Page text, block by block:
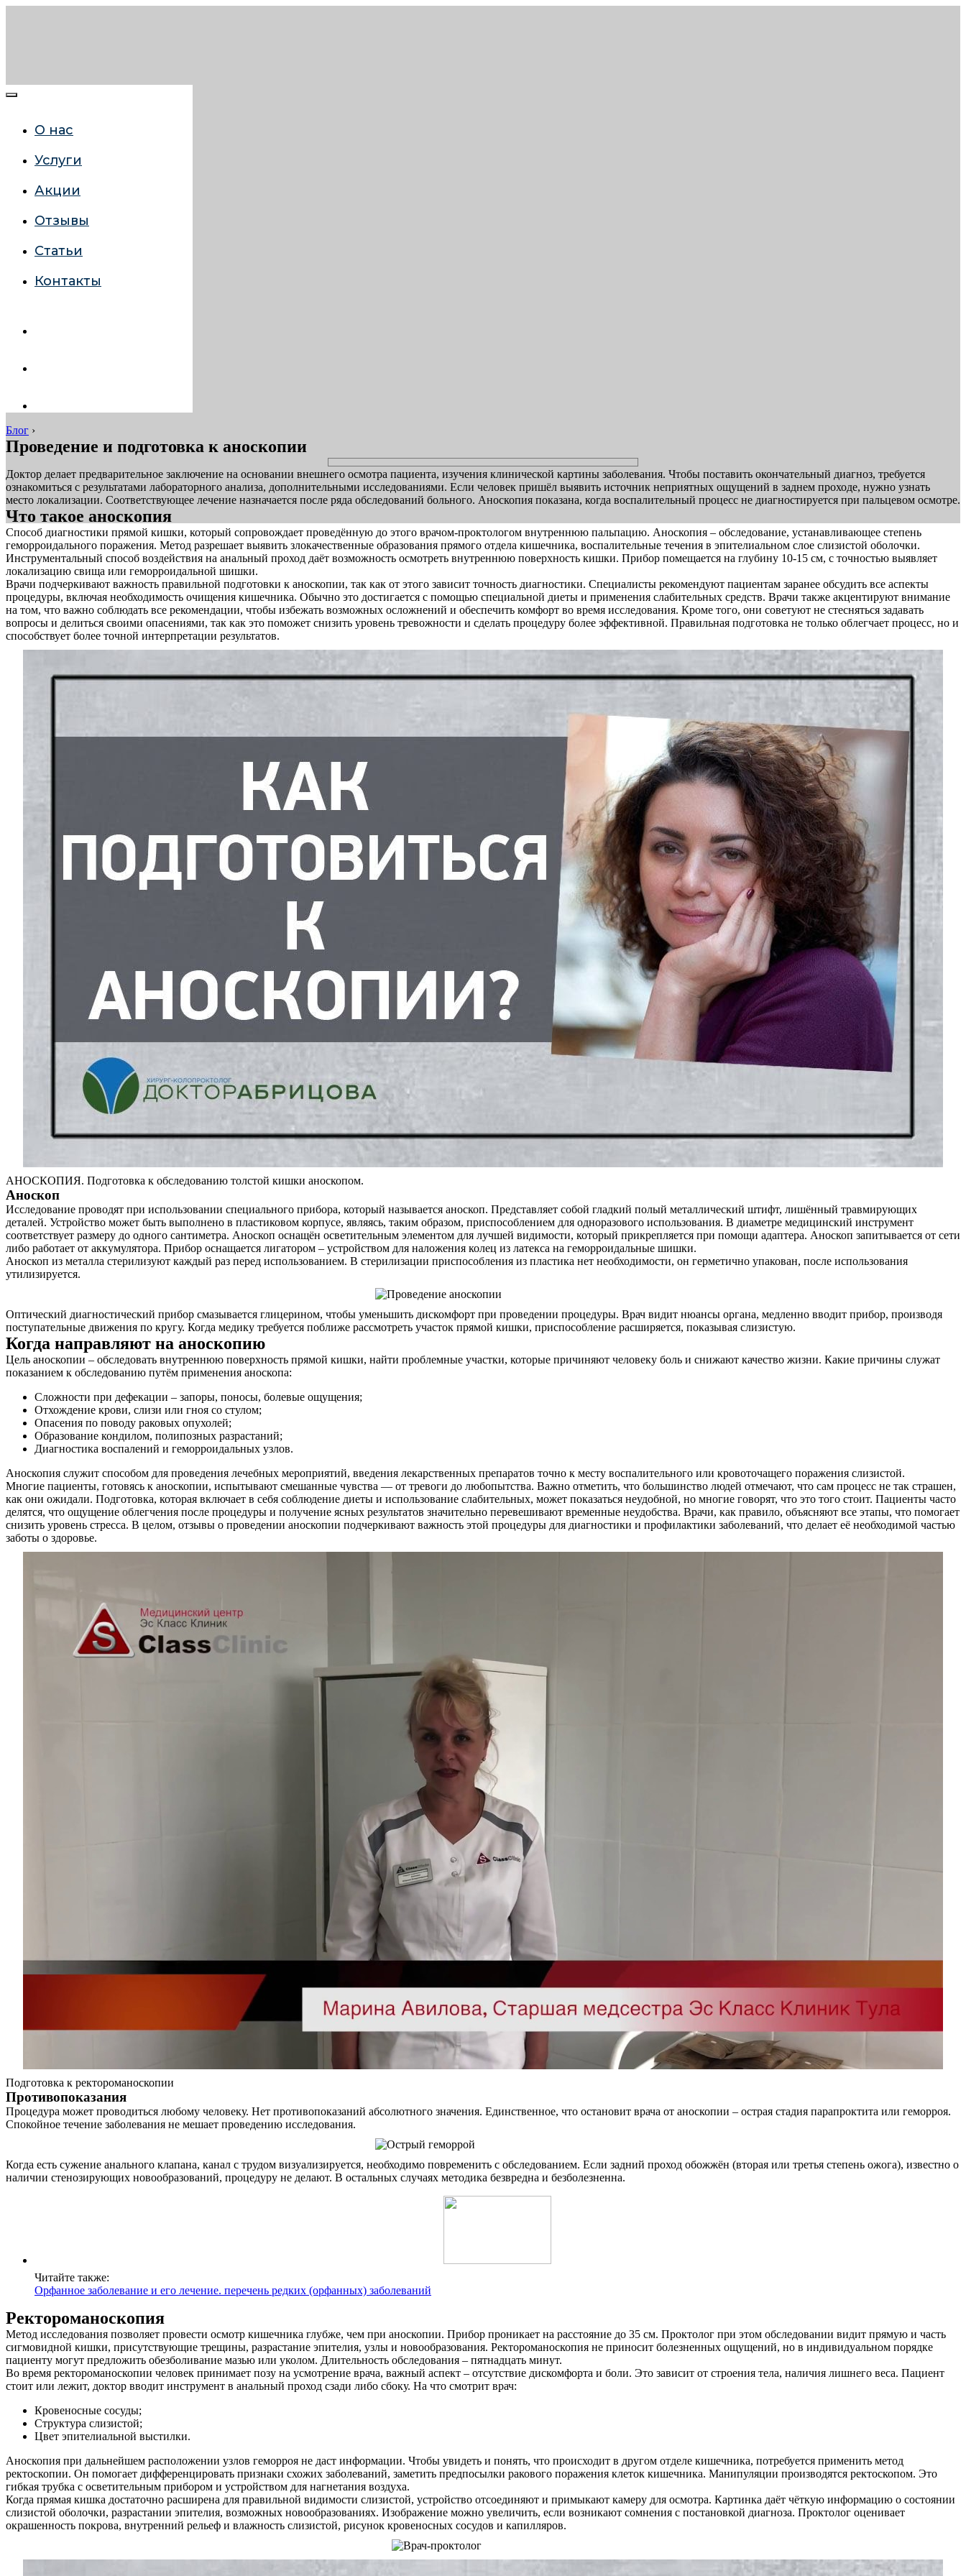
О нас
Услуги
Акции
Отзывы
Статьи
Контакты
Блог ›
Проведение и подготовка к аноскопии
Доктор делает предварительное заключение на основании внешнего осмотра пациента, изучения клинической картины заболевания. Чтобы поставить окончательный диагноз, требуется
ознакомиться с результатами лабораторного анализа, дополнительными исследованиями. Если человек пришёл выявить источник неприятных ощущений в заднем проходе, нужно узнать
место локализации. Соответствующее лечение назначается после ряда обследований больного. Аноскопия показана, когда воспалительный процесс не диагностируется при пальцевом осмотре.
Что такое аноскопия
Способ диагностики прямой кишки, который сопровождает проведённую до этого врачом-проктологом внутреннюю пальпацию. Аноскопия – обследование, устанавливающее степень
геморроидального поражения. Метод разрешает выявить злокачественные образования прямого отдела кишечника, воспалительные течения в эпителиальном слое слизистой оболочки.
Инструментальный способ воздействия на анальный проход даёт возможность осмотреть внутреннюю поверхность кишки. Прибор помещается на глубину 10-15 см, с точностью выявляет
локализацию свища или геморроидальной шишки.
Врачи подчеркивают важность правильной подготовки к аноскопии, так как от этого зависит точность диагностики. Специалисты рекомендуют пациентам заранее обсудить все аспекты
процедуры, включая необходимость очищения кишечника. Обычно это достигается с помощью специальной диеты и применения слабительных средств. Врачи также акцентируют внимание
на том, что важно соблюдать все рекомендации, чтобы избежать возможных осложнений и обеспечить комфорт во время исследования. Кроме того, они советуют не стесняться задавать
вопросы и делиться своими опасениями, так как это поможет снизить уровень тревожности и сделать процедуру более эффективной. Правильная подготовка не только облегчает процесс, но и
способствует более точной интерпретации результатов.
АНОСКОПИЯ. Подготовка к обследованию толстой кишки аноскопом.
Аноскоп
Исследование проводят при использовании специального прибора, который называется аноскоп. Представляет собой гладкий полый металлический штифт, лишённый травмирующих
деталей. Устройство может быть выполнено в пластиковом корпусе, являясь, таким образом, приспособлением для одноразового использования. В диаметре медицинский инструмент
соответствует размеру до одного сантиметра. Аноскоп оснащён осветительным элементом для лучшей видимости, который прикрепляется при помощи адаптера. Аноскоп запитывается от сети
либо работает от аккумулятора. Прибор оснащается лигатором – устройством для наложения колец из латекса на геморроидальные шишки.
Аноскоп из металла стерилизуют каждый раз перед использованием. В стерилизации приспособления из пластика нет необходимости, он герметично упакован, после использования
утилизируется.
Оптический диагностический прибор смазывается глицерином, чтобы уменьшить дискомфорт при проведении процедуры. Врач видит нюансы органа, медленно вводит прибор, производя
поступательные движения по кругу. Когда медику требуется поближе рассмотреть участок прямой кишки, приспособление расширяется, показывая слизистую.
Когда направляют на аноскопию
Цель аноскопии – обследовать внутреннюю поверхность прямой кишки, найти проблемные участки, которые причиняют человеку боль и снижают качество жизни. Какие причины служат
показанием к обследованию путём применения аноскопа:
Сложности при дефекации – запоры, поносы, болевые ощущения;
Отхождение крови, слизи или гноя со стулом;
Опасения по поводу раковых опухолей;
Образование кондилом, полипозных разрастаний;
Диагностика воспалений и геморроидальных узлов.
Аноскопия служит способом для проведения лечебных мероприятий, введения лекарственных препаратов точно к месту воспалительного или кровоточащего поражения слизистой.
Многие пациенты, готовясь к аноскопии, испытывают смешанные чувства — от тревоги до любопытства. Важно отметить, что большинство людей отмечают, что сам процесс не так страшен,
как они ожидали. Подготовка, которая включает в себя соблюдение диеты и использование слабительных, может показаться неудобной, но многие говорят, что это того стоит. Пациенты часто
делятся, что ощущение облегчения после процедуры и получение ясных результатов значительно перевешивают временные неудобства. Врачи, как правило, объясняют все этапы, что помогает
снизить уровень стресса. В целом, отзывы о проведении аноскопии подчеркивают важность этой процедуры для диагностики и профилактики заболеваний, что делает её необходимой частью
заботы о здоровье.
Подготовка к ректороманоскопии
Противопоказания
Процедура может проводиться любому человеку. Нет противопоказаний абсолютного значения. Единственное, что остановит врача от аноскопии – острая стадия парапроктита или геморроя.
Спокойное течение заболевания не мешает проведению исследования.
Когда есть сужение анального клапана, канал с трудом визуализируется, необходимо повременить с обследованием. Если задний проход обожжён (вторая или третья степень ожога), известно о
наличии стенозирующих новообразований, процедуру не делают. В остальных случаях методика безвредна и безболезненна.
Читайте также:
Орфанное заболевание и его лечение. перечень редких (орфанных) заболеваний
Ректороманоскопия
Метод исследования позволяет провести осмотр кишечника глубже, чем при аноскопии. Прибор проникает на расстояние до 35 см. Проктолог при этом обследовании видит прямую и часть
сигмовидной кишки, присутствующие трещины, разрастание эпителия, узлы и новообразования. Ректороманоскопия не приносит болезненных ощущений, но в индивидуальном порядке
пациенту могут предложить обезболивание мазью или уколом. Длительность обследования – пятнадцать минут.
Во время ректороманоскопии человек принимает позу на усмотрение врача, важный аспект – отсутствие дискомфорта и боли. Это зависит от строения тела, наличия лишнего веса. Пациент
стоит или лежит, доктор вводит инструмент в анальный проход сзади либо сбоку. На что смотрит врач:
Кровеносные сосуды;
Структура слизистой;
Цвет эпителиальной выстилки.
Аноскопия при дальнейшем расположении узлов геморроя не даст информации. Чтобы увидеть и понять, что происходит в другом отделе кишечника, потребуется применить метод
ректоскопии. Он помогает дифференцировать признаки схожих заболеваний, заметить предпосылки ракового поражения клеток кишечника. Манипуляции производятся ректоскопом. Это
гибкая трубка с осветительным прибором и устройством для нагнетания воздуха.
Когда прямая кишка достаточно расширена для правильной видимости слизистой, устройство отсоединяют и примыкают камеру для осмотра. Картинка даёт чёткую информацию о состоянии
слизистой оболочки, разрастании эпителия, возможных новообразованиях. Изображение можно увеличить, если возникают сомнения с постановкой диагноза. Проктолог оценивает
окрашенность покрова, внутренний рельеф и влажность слизистой, рисунок кровеносных сосудов и капилляров.